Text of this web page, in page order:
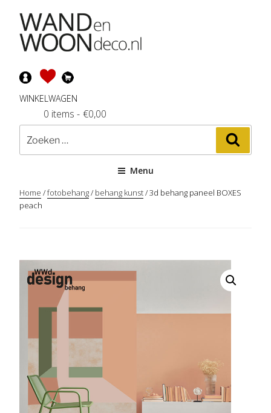
inhoud
WINKELWAGEN
- €0,00
0 items
Zoeken
naar:
Menu
Home /fotobehang/ behang kunst/ 3d behang paneel BOXES
peach